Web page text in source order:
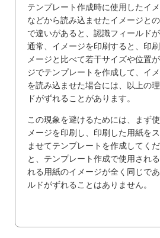
テンプレート作成時に使用したイ
などから読み込ませたイメージと
で違いがあると、認識フィールド
通常、イメージを印刷すると、印
メージと比べて若干サイズや位置
ジでテンプレートを作成して、イ
を読み込ませた場合には、以上の
ドがずれることがあります。
この現象を避けるためには、まず
メージを印刷し、印刷した用紙を
ませてテンプレートを作成してく
と、テンプレート作成で使用され
れる用紙のイメージが全く同じで
ルドがずれることはありません。